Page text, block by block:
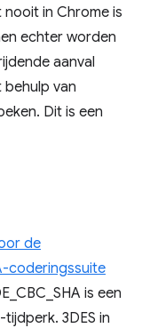
in Chrome is
echter worden
aanval
van
Dit is een
de
coderingssuite
is een
3DES in